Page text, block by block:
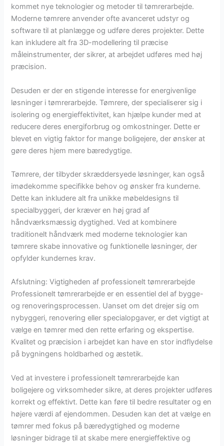
kommet nye teknologier og metoder til tømrerarbejde.
Moderne tømrere anvender ofte avanceret udstyr og
software til at planlægge og udføre deres projekter. Dette
kan inkludere alt fra 3D-modellering til præcise
måleinstrumenter, der sikrer, at arbejdet udføres med høj
præcision.
Desuden er der en stigende interesse for energivenlige
løsninger i tømrerarbejde. Tømrere, der specialiserer sig i
isolering og energieffektivitet, kan hjælpe kunder med at
reducere deres energiforbrug og omkostninger. Dette er
blevet en vigtig faktor for mange boligejere, der ønsker at
gøre deres hjem mere bæredygtige.
Tømrere, der tilbyder skræddersyede løsninger, kan også
imødekomme specifikke behov og ønsker fra kunderne.
Dette kan inkludere alt fra unikke møbeldesigns til
specialbyggeri, der kræver en høj grad af
håndværksmæssig dygtighed. Ved at kombinere
traditionelt håndværk med moderne teknologier kan
tømrere skabe innovative og funktionelle løsninger, der
opfylder kundernes krav.
Afslutning: Vigtigheden af professionelt tømrerarbejde
Professionelt tømrerarbejde er en essentiel del af bygge-
og renoveringsprocessen. Uanset om det drejer sig om
nybyggeri, renovering eller specialopgaver, er det vigtigt at
vælge en tømrer med den rette erfaring og ekspertise.
Kvalitet og præcision i arbejdet kan have en stor indflydelse
på bygningens holdbarhed og æstetik.
Ved at investere i professionelt tømrerarbejde kan
boligejere og virksomheder sikre, at deres projekter udføres
korrekt og effektivt. Dette kan føre til bedre resultater og en
højere værdi af ejendommen. Desuden kan det at vælge en
tømrer med fokus på bæredygtighed og moderne
løsninger bidrage til at skabe mere energieffektive og